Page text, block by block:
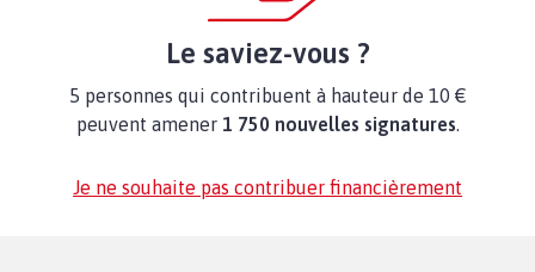
Le saviez-vous ?
5 personnes qui contribuent à hauteur de 10 €
peuvent amener 1 750 nouvelles signatures.
Je ne souhaite pas contribuer financièrement